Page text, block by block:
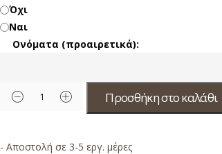
Όχι
Ναι
Ονόματα (προαιρετικά):
Προσθήκη στο καλάθι
- Αποστολή σε 3-5 εργ. μέρες